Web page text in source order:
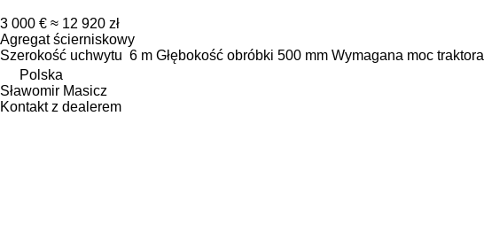
3 000 € ≈ 12 920 zł
Agregat ścierniskowy
Szerokość uchwytu 6 m Głębokość obróbki 500 mm Wymagana moc traktora
Polska
Sławomir Masicz
Kontakt z dealerem